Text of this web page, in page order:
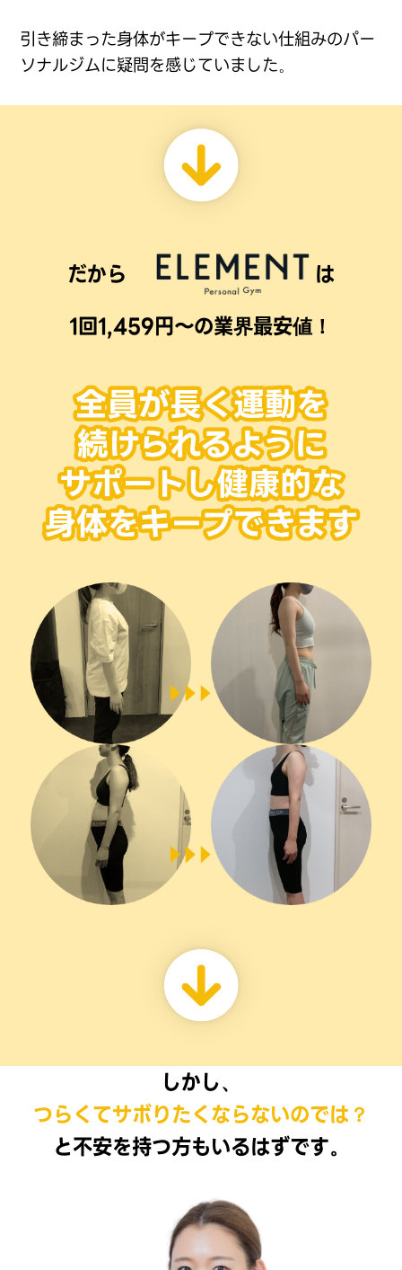
引き締まった身体がキープできない仕組みのパー
ソナルジムに疑問を感じていました。
だから
は
1回1,459円〜の業界最安値！
しかし、
つらくてサボりたくならないのでは？
と不安を持つ方もいるはずです。